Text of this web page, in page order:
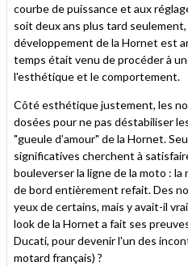
courbe de puissance et aux
soit deux ans plus tard seulement,
développement de la Hornet est
temps était venu de procéder à
l'esthétique et le comportement.
Côté esthétique justement, les
dosées pour ne pas déstabiliser
"gueule d’amour" de la Hornet.
significatives cherchent à
bouleverser la ligne de la moto :
de bord entièrement refait. Des
yeux de certains, mais y avait-il
look de la Hornet a fait ses
Ducati, pour devenir l'un des
motard français) ?